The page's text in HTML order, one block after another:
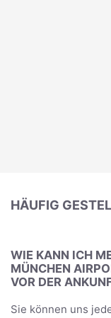
HÄUFIG
WIE KANN ICH
MÜNCHEN
VOR DER
Sie können uns